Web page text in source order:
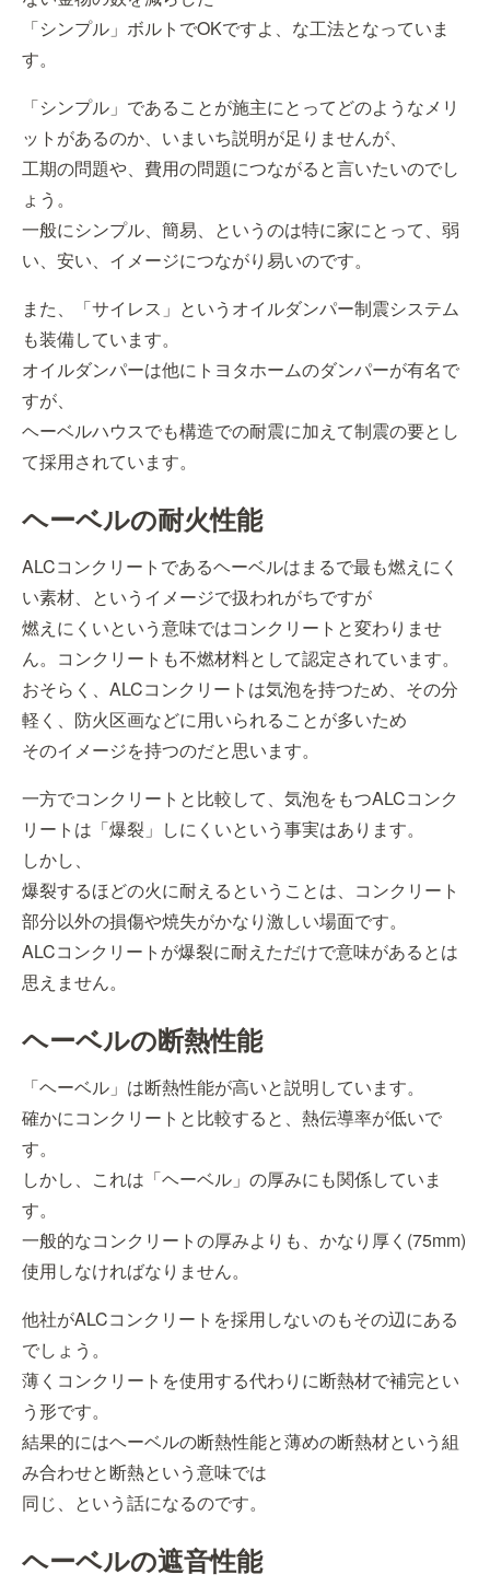
「シンプル」ボルトでOKですよ、な工法となっていま
す。
「シンプル」であることが施主にとってどのようなメリ
ットがあるのか、いまいち説明が足りませんが、
工期の問題や、費用の問題につながると言いたいのでし
ょう。
一般にシンプル、簡易、というのは特に家にとって、弱
い、安い、イメージにつながり易いのです。
また、「サイレス」というオイルダンパー制震システム
も装備しています。
オイルダンパーは他にトヨタホームのダンパーが有名で
すが、
ヘーベルハウスでも構造での耐震に加えて制震の要とし
て採用されています。
ヘーベルの耐火性能
ALCコンクリートであるヘーベルはまるで最も燃えにく
い素材、というイメージで扱われがちですが
燃えにくいという意味ではコンクリートと変わりませ
ん。コンクリートも不燃材料として認定されています。
おそらく、ALCコンクリートは気泡を持つため、その分
軽く、防火区画などに用いられることが多いため
そのイメージを持つのだと思います。
一方でコンクリートと比較して、気泡をもつALCコンク
リートは「爆裂」しにくいという事実はあります。
しかし、
爆裂するほどの火に耐えるということは、コンクリート
部分以外の損傷や焼失がかなり激しい場面です。
ALCコンクリートが爆裂に耐えただけで意味があるとは
思えません。
ヘーベルの断熱性能
「ヘーベル」は断熱性能が高いと説明しています。
確かにコンクリートと比較すると、熱伝導率が低いで
す。
しかし、これは「ヘーベル」の厚みにも関係していま
す。
一般的なコンクリートの厚みよりも、かなり厚く(75mm)
使用しなければなりません。
他社がALCコンクリートを採用しないのもその辺にある
でしょう。
薄くコンクリートを使用する代わりに断熱材で補完とい
う形です。
結果的にはヘーベルの断熱性能と薄めの断熱材という組
み合わせと断熱という意味では
同じ、という話になるのです。
ヘーベルの遮音性能